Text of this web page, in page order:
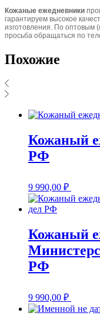
Кожаные ежедневники
гарантируем высокое
изготовления. По оптовым
просьба обращаться по
Похожие
Кожаный
РФ
9 990,00 ₽
Кожаный
РФ
9 990,00 ₽